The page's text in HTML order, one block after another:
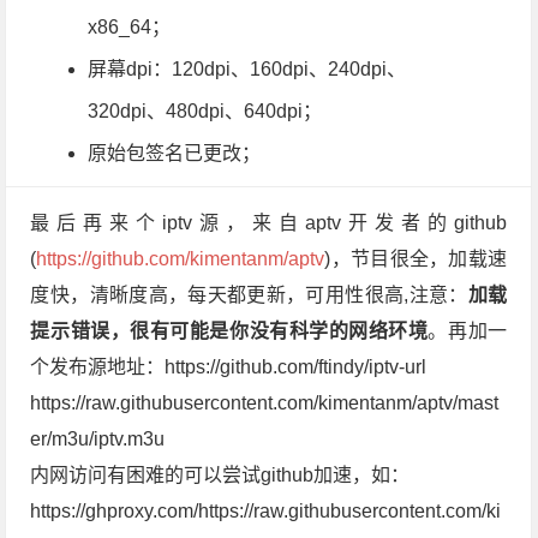
x86_64；
屏幕dpi：120dpi、160dpi、240dpi、
320dpi、480dpi、640dpi；
原始包签名已更改；
最后再来个iptv源，来自aptv开发者的github
(https://github.com/kimentanm/aptv)，节目很全，加载速
度快，清晰度高，每天都更新，可用性很高,注意： 加载
提示错误，很有可能是你没有科学的网络环境。再加一
个发布源地址：https://github.com/ftindy/iptv-url
https://raw.githubusercontent.com/kimentanm/aptv/mast
er/m3u/iptv.m3u
内网访问有困难的可以尝试github加速，如：
https://ghproxy.com/https://raw.githubusercontent.com/ki